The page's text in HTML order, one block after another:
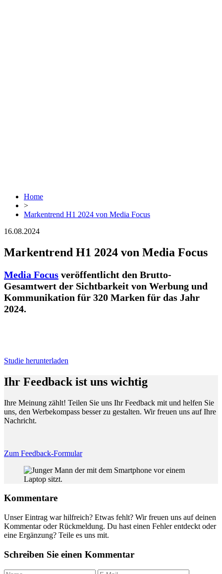
Home
>
Markentrend H1 2024 von Media Focus
16.08.2024
Markentrend H1 2024 von Media Focus
Media Focus veröffentlicht den Brutto-
Gesamtwert der Sichtbarkeit von Werbung und
Kommunikation für 320 Marken für das Jahr
2024.
Studie herunterladen
Ihr Feedback ist uns wichtig
Ihre Meinung zählt! Teilen Sie uns Ihr Feedback mit und helfen Sie
uns, den Werbekompass besser zu gestalten. Wir freuen uns auf Ihre
Nachricht.
Zum Feedback-Formular
Kommentare
Unser Eintrag war hilfreich? Etwas fehlt? Wir freuen uns auf deinen
Kommentar oder Rückmeldung. Du hast einen Fehler entdeckt oder
eine Ergänzung? Teile es uns mit.
Schreiben Sie einen Kommentar